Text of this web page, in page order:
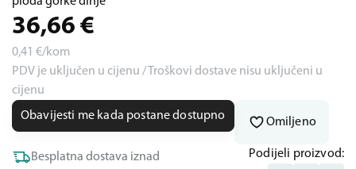
36,66 €
0,41 €/kom
PDV je uključen u cijenu / Troškovi dostave nisu uključeni u
cijenu
Obavijesti me kada postane dostupno
Omiljeno
Besplatna dostava iznad
Podijeli proizvod: